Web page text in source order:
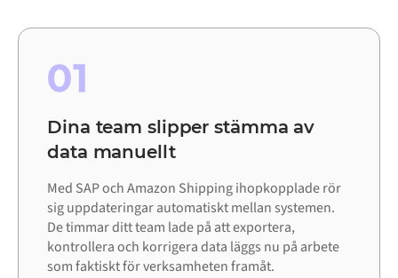
01
Dina team slipper stämma av
data manuellt
Med SAP och Amazon Shipping ihopkopplade rör
sig uppdateringar automatiskt mellan systemen.
De timmar ditt team lade på att exportera,
kontrollera och korrigera data läggs nu på arbete
som faktiskt för verksamheten framåt.